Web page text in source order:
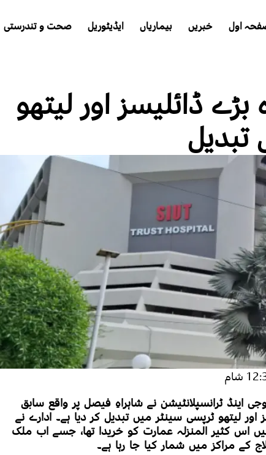
اول خبریں بیماریاں ایڈیٹوریل صحت و تندرستی
ڈائلیسز اور لیتھو
تبدیل
شام
اینڈ ٹرانسپلانٹیشن نے شاہراہِ فیصل پر واقع سابق
اور لیتھو ٹرپسی سینٹر میں تبدیل کر دیا ہے۔ ادارے نے
14.5 ارب روپے میں اس کثیر المنزلہ عمارت کو خریدا تھا، جسے اب ملک
مراکز میں شمار کیا جا رہا ہے۔